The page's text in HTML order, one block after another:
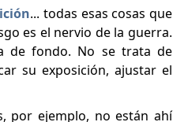
... todas esas cosas que
es el nervio de la guerra.
de fondo. No se trata de
su exposición, ajustar el
por ejemplo, no están ahí